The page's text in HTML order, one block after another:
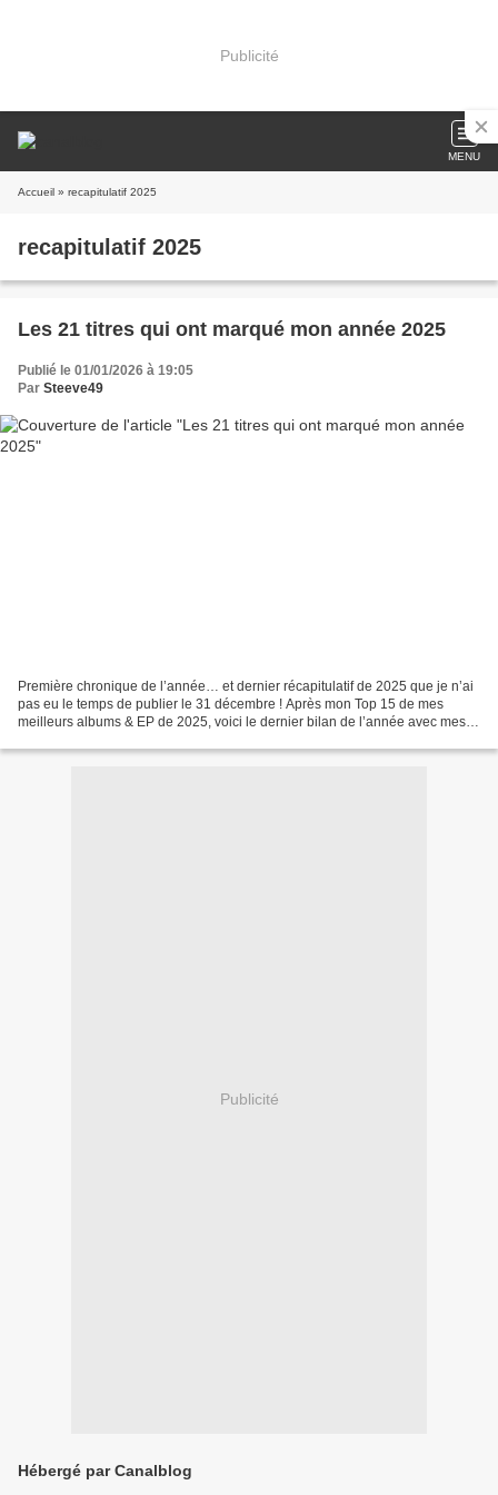
Publicité
MENU
Accueil » recapitulatif 2025
recapitulatif 2025
Les 21 titres qui ont marqué mon année 2025
Publié le 01/01/2026 à 19:05
Par Steeve49
Première chronique de l’année… et dernier récapitulatif de 2025 que je n’ai
pas eu le temps de publier le 31 décembre ! Après mon Top 15 de mes
meilleurs albums & EP de 2025, voici le dernier bilan de l’année avec mes
Publicité
Hébergé par Canalblog